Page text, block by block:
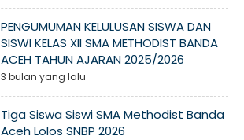
PENGUMUMAN KELULUSAN SISWA DAN
SISWI KELAS XII SMA METHODIST BANDA
ACEH TAHUN AJARAN 2025/2026
3 bulan yang lalu
Tiga Siswa Siswi SMA Methodist Banda
Aceh Lolos SNBP 2026